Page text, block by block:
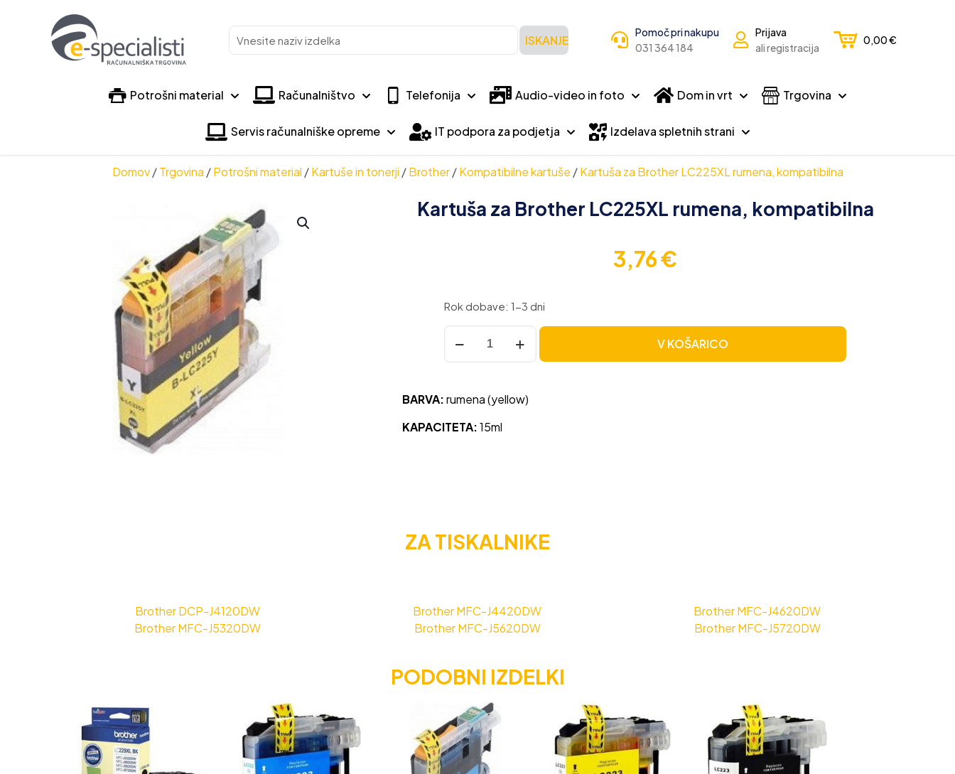
Vnesite
naziv
ISKANJE
Pomoč pri nakupu
031 364 184
Prijava
ali registracija
0,00€
Potrošni material Računalništvo Telefonija Audio-video in foto Dom in vrt Trgovina
Servis računalniške opreme IT podpora za podjetja Izdelava spletnih strani
Domov / Trgovina / Potrošni material / Kartuše in tonerji / Brother / Kompatibilne kartuše / Kartuša za Brother LC225XL rumena, kompatibilna
Kartuša za Brother LC225XL rumena, kompatibilna
3,76€
Rok dobave: 1-3 dni
Kartuša
za
Brother
rumena,
količina
V KOŠARICO
BARVA:rumena (yellow)
KAPACITETA:15ml
ZA TISKALNIKE
Brother DCP-J4120DW Brother MFC-J4420DW
Brother MFC-J4620DW
Brother MFC-J5320DW
Brother MFC-J5620DW Brother MFC-J5720DW
PODOBNI IZDELKI